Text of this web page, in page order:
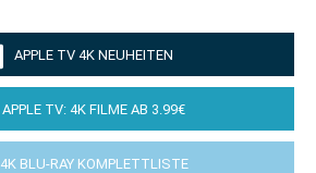
APPLE TV 4K NEUHEITEN
APPLE TV: 4K FILME AB 3.99€
4K BLU-RAY KOMPLETTLISTE